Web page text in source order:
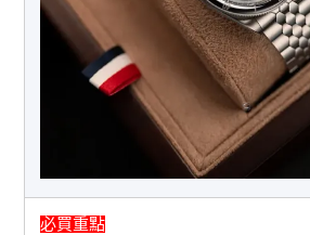
必買重點